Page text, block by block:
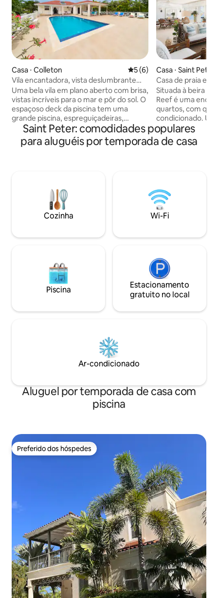
Casa ⋅ Colleton 5 de uma avaliação média
5 (6)
Vila encantadora, vista deslumbrante
para o mar
Uma bela vila em plano aberto com brisa,
vistas incríveis para o mar e pôr do sol. O
espaçoso deck da piscina tem uma
grande piscina, espreguiçadeiras,
churrasqueira, bar e vida ao ar livre. Há
um gazebo isolado com rede no jardim e
um portão dos fundos se abre para um
comida, bem como restaurante Fish Pot.
Em Speightstown, há supermercados,
bares e restaurantes. Holetown fica a 20
minutos de distância.
Casa ⋅ Saint Peter
Casa de praia em
Situada à beira
Reef é uma
quartos, com
condicionado.
se abre para um
área de jantar e
panorâmicas para
banheiro
edifício principal
própria entrada
adequado para
Saint Peter: comodidades populares
para aluguéis por temporada de casa
Cozinha Wi-Fi
Piscina
Estacionamento
gratuito no local
Ar-condicionado
Aluguel por temporada de casa com
piscina
Preferido dos hóspedes
Preferido dos hóspedes